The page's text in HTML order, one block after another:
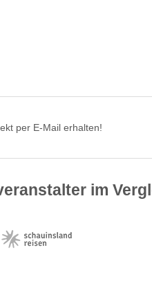
per E-Mail erhalten!
im